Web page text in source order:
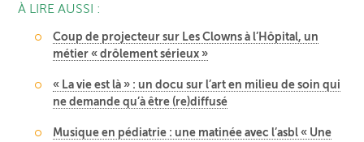
À LIRE AUSSI :
Coup de projecteur sur Les Clowns à l’Hôpital, un
métier « drôlement sérieux »
« La vie est là » : un docu sur l’art en milieu de soin qui
ne demande qu’à être (re)diffusé
Musique en pédiatrie : une matinée avec l’asbl « Une